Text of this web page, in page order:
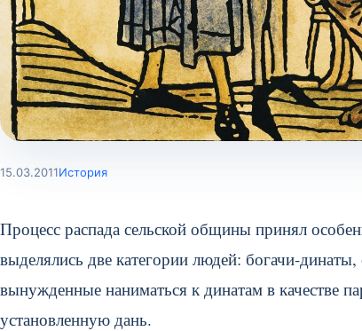
15.03.2011История
Процесс распада сельской общины принял
выделялись две категории людей: богачи-
вынужденные наниматься к динатам в качестве
установленную дань.